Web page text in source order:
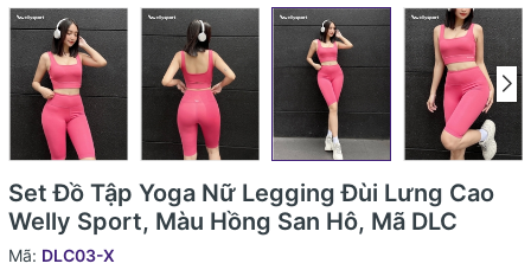
Set Đồ Tập Yoga Nữ Legging Đùi Lưng Cao
Welly Sport, Màu Hồng San Hô, Mã DLC
Mã: DLC03-X